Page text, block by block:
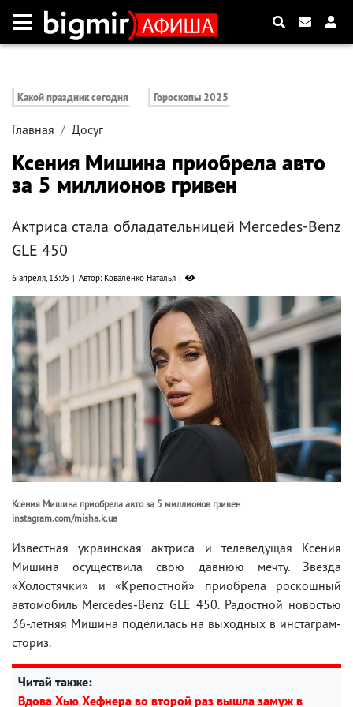
Какой праздник сегодня Гороскопы 2025
Главная Досуг
Ксения Мишина приобрела авто
за 5 миллионов гривен
Актриса стала обладательницей Mercedes-Benz
GLE 450
6 апреля, 13:05 Автор: Коваленко Наталья
Ксения Мишина приобрела авто за 5 миллионов гривен
instagram.com/misha.k.ua
Известная украинская актриса и телеведущая Ксения
Мишина осуществила свою давнюю мечту. Звезда
«Холостячки» и «Крепостной» приобрела роскошный
автомобиль Mercedes-Benz GLE 450. Радостной новостью
36-летняя Мишина поделилась на выходных в инстаграм-
сториз.
Читай также:
Вдова Хью Хефнера во второй раз вышла замуж в